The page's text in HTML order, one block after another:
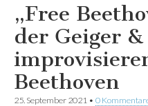
„Free
der Geiger
Beethoven
25. September 2021 • 0